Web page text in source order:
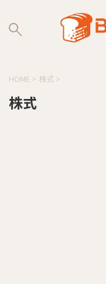
HOME > 株式 >
株式